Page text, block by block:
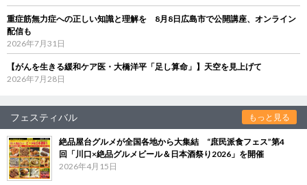
重症筋無力症への正しい知識と理解を 8月8日広島市で公開講座、オンライン
配信も
2026年7月31日
【がんを生きる緩和ケア医・大橋洋平「足し算命」】天空を見上げて
2026年7月28日
フェスティバル もっと見る
絶品屋台グルメが全国各地から大集結 “庶民派食フェス”第4
回「川口×絶品グルメビール＆日本酒祭り2026」を開催
2026年4月15日